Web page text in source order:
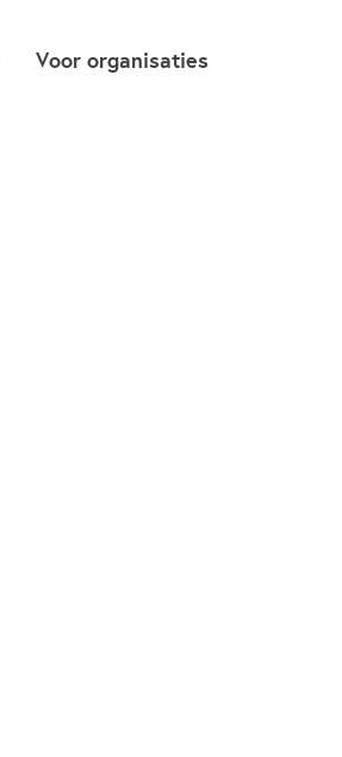
Voor organisaties